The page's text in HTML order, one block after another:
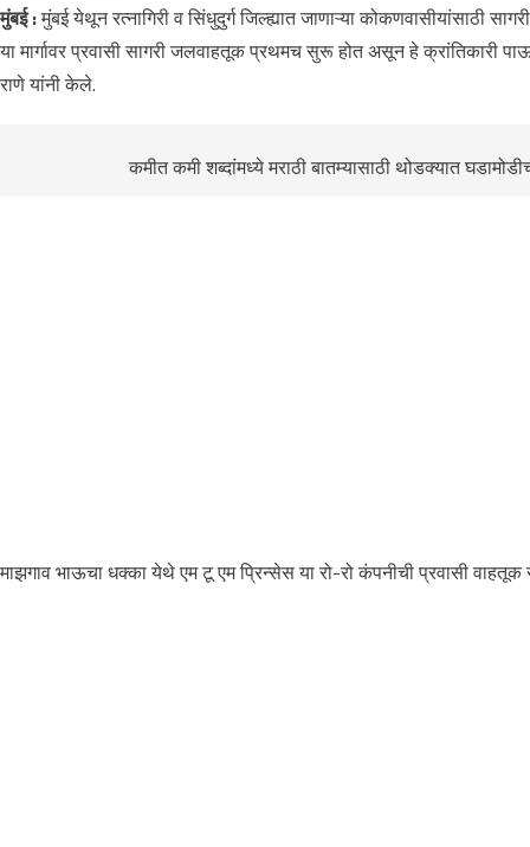
मुंबई :मुंबई येथून रत्नागिरी व सिंधुदुर्ग जिल्ह्यात जाणाऱ्या कोकणवासीयांसाठी
या मार्गावर प्रवासी सागरी जलवाहतूक प्रथमच सुरू होत असून हे क्रांतिकारी
राणे यांनी केले.
कमीत कमी शब्दांमध्ये मराठी बातम्यासाठी थोडक्यात
माझगाव भाऊचा धक्का येथे एम टू एम प्रिन्सेस या रो-रो कंपनीची प्रवासी वाहतूक